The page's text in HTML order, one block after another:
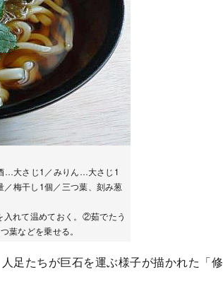
…大さじ1／みりん…大さじ1
梅干し1個／三つ葉、刻み葱
入れて温めておく。②茹でたう
葉などを乗せる。
足たちが巨石を運ぶ様子が描かれた「修